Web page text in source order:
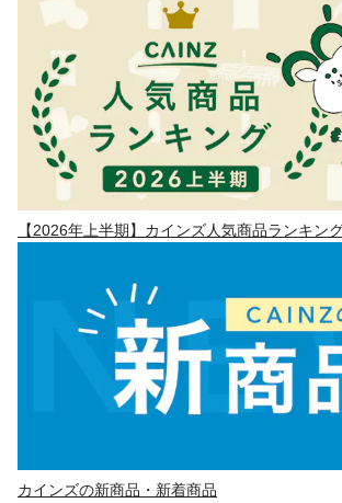
【2026年上半期】カインズ人気商品ランキン
カインズの新商品・新着商品